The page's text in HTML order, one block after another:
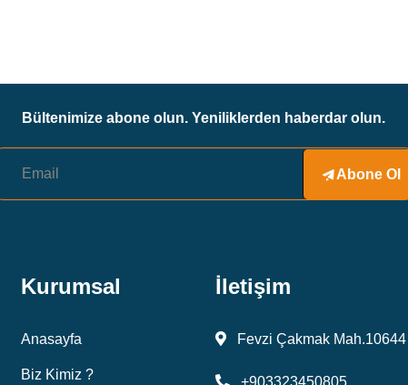
Bültenimize abone olun. Yeniliklerden haberdar olun.
Abone Ol
Kurumsal
Anasayfa
Biz Kimiz ?
İletişim
Fevzi Çakmak